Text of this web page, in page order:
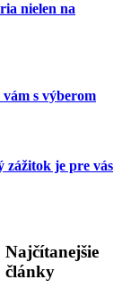
nielen na
s výberom
zážitok je pre vás
Najčítanejšie
články